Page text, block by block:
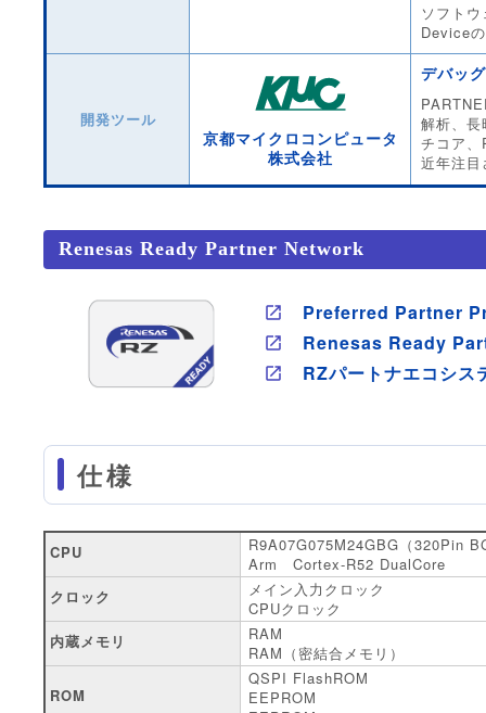
ソフト
Device
開発ツール
京都マイクロコンピュータ
株式会社
デバッ
解析、
チコア
近年注
Renesas Ready Partner Network
Preferred Partner
Renesas Ready
RZパートナエコシス
仕様
CPU
R9A07G075M24GBG（320Pin
Arm Cortex-R52 DualCore
クロック
メイン入力クロック
CPUクロック
内蔵メモリ
RAM
RAM（密結合メモリ）
ROM
QSPI FlashROM
EEPROM